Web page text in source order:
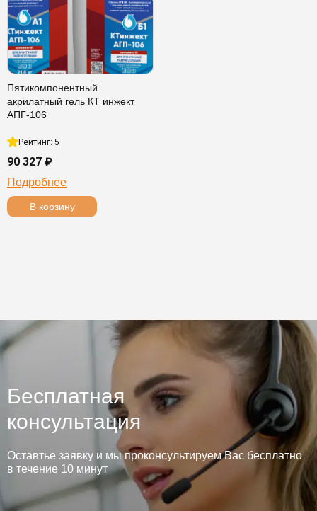
Пятикомпонентный
акрилатный гель КТ инжект
АПГ-106
Рейтинг: 5
90 327 ₽
Подробнее
В корзину
Бесплатная
консультация
Оставтье заявку и мы проконсультируем Вас бесплатно
в течение 10 минут